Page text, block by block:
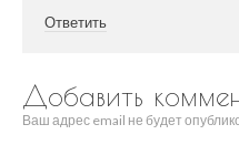
Ответить
Добавить
Ваш адрес email не будет